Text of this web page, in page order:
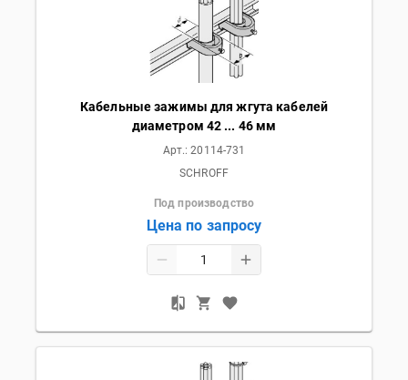
Кабельные зажимы для жгута кабелей
диаметром 42 ... 46 мм
Арт.:20114-731
SCHROFF
Под производство
Цена по запросу